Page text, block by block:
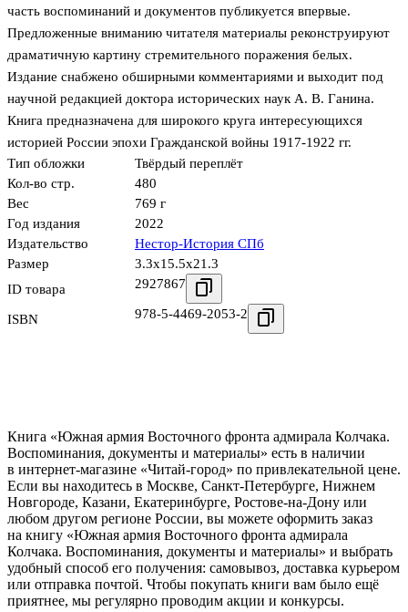
часть воспоминаний и документов публикуется впервые.
Предложенные вниманию читателя материалы реконструируют
драматичную картину стремительного поражения белых.
Издание снабжено обширными комментариями и выходит под
научной редакцией доктора исторических наук А. В. Ганина.
Книга предназначена для широкого круга интересующихся
историей России эпохи Гражданской войны 1917-1922 гг.
Тип обложки
Твёрдый переплёт
Кол-во стр.
480
Вес
769 г
Год издания
2022
Издательство
Нестор-История СПб
Размер
3.3x15.5x21.3
ID товара
2927867
ISBN 978-5-4469-2053-2
Книга «Южная армия Восточного фронта адмирала Колчака.
Воспоминания, документы и материалы» есть в наличии
в интернет-магазине «Читай-город» по привлекательной цене.
Если вы находитесь в Москве, Санкт-Петербурге, Нижнем
Новгороде, Казани, Екатеринбурге, Ростове-на-Дону или
любом другом регионе России, вы можете оформить заказ
на книгу «Южная армия Восточного фронта адмирала
Колчака. Воспоминания, документы и материалы» и выбрать
удобный способ его получения: самовывоз, доставка курьером
или отправка почтой. Чтобы покупать книги вам было ещё
приятнее, мы регулярно проводим акции и конкурсы.